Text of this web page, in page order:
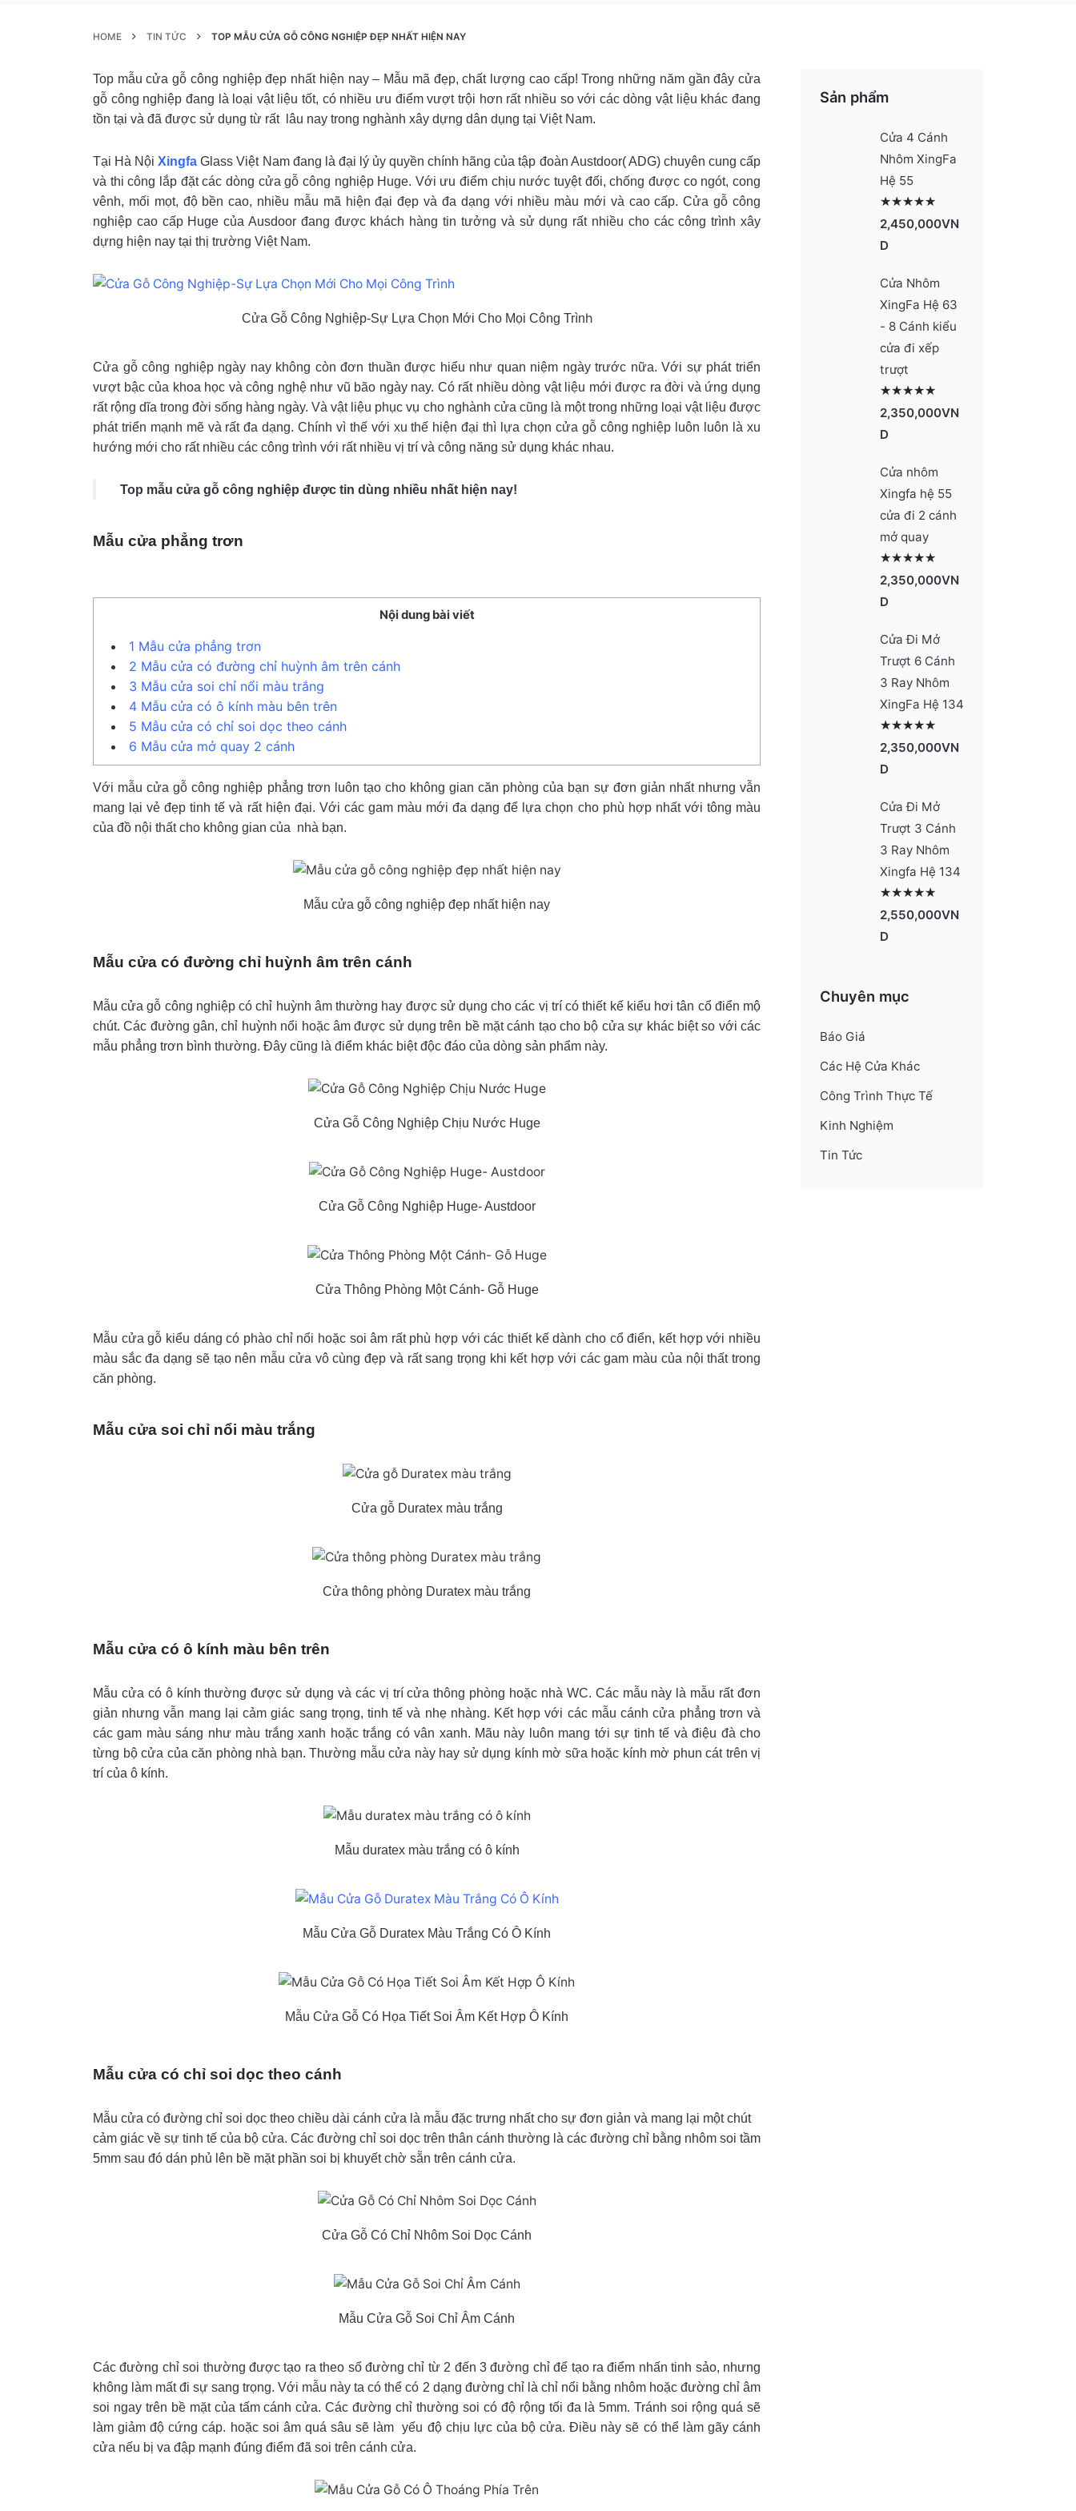
HOME TIN TỨC TOP MẪU CỬA GỖ CÔNG NGHIỆP ĐẸP NHẤT HIỆN NAY
Top mẫu cửa gỗ công nghiệp đẹp nhất hiện nay – Mẫu mã đẹp, chất lượng cao cấp!Trong những năm gần đây cửa
gỗ công nghiệp đang là loại vật liệu tốt, có nhiều ưu điểm vượt trội hơn rất nhiều so với các dòng vật liệu khác đang
tồn tại và đã được sử dụng từ rất lâu nay trong nghành xây dựng dân dụng tại Việt Nam.
Tại Hà NộiXingfa Glass Việt Nam đang là đại lý ủy quyền chính hãng của tập đoàn Austdoor( ADG) chuyên cung cấp
và thi công lắp đặt các dòng cửa gỗ công nghiệp Huge. Với ưu điểm chịu nước tuyệt đối, chống được co ngót, cong
vênh, mối mọt, độ bền cao, nhiều mẫu mã hiện đại đẹp và đa dạng với nhiều màu mới và cao cấp. Cửa gỗ công
nghiệp cao cấp Huge của Ausdoor đang được khách hàng tin tưởng và sử dụng rất nhiều cho các công trình xây
dựng hiện nay tại thị trường Việt Nam.
Cửa Gỗ Công Nghiệp-Sự Lựa Chọn Mới Cho Mọi Công Trình
Cửa gỗ công nghiệp ngày nay không còn đơn thuần được hiểu như quan niệm ngày trước nữa. Với sự phát triển
vượt bậc của khoa học và công nghệ như vũ bão ngày nay. Có rất nhiều dòng vật liệu mới được ra đời và ứng dụng
rất rộng dĩa trong đời sống hàng ngày. Và vật liệu phục vụ cho nghành cửa cũng là một trong những loại vật liệu được
phát triển mạnh mẽ và rất đa dạng. Chính vì thế với xu thế hiện đại thì lựa chọn cửa gỗ công nghiệp luôn luôn là xu
hướng mới cho rất nhiều các công trình với rất nhiều vị trí và công năng sử dụng khác nhau.
Top mẫu cửa gỗ công nghiệp được tin dùng nhiều nhất hiện nay!
Mẫu cửa phẳng trơn
Nội dung bài viết
1 Mẫu cửa phẳng trơn
2 Mẫu cửa có đường chỉ huỳnh âm trên cánh
3 Mẫu cửa soi chỉ nổi màu trắng
4 Mẫu cửa có ô kính màu bên trên
5 Mẫu cửa có chỉ soi dọc theo cánh
6 Mẫu cửa mở quay 2 cánh
Với mẫu cửa gỗ công nghiệp phẳng trơn luôn tạo cho không gian căn phòng của bạn sự đơn giản nhất nhưng vẫn
mang lại vẻ đẹp tinh tế và rất hiện đại. Với các gam màu mới đa dạng để lựa chọn cho phù hợp nhất với tông màu
của đồ nội thất cho không gian của nhà bạn.
Mẫu cửa gỗ công nghiệp đẹp nhất hiện nay
Mẫu cửa có đường chỉ huỳnh âm trên cánh
Mẫu cửa gỗ công nghiệp có chỉ huỳnh âm thường hay được sử dụng cho các vị trí có thiết kế kiểu hơi tân cổ điển mộ
chút. Các đường gân, chỉ huỳnh nổi hoặc âm được sử dụng trên bề mặt cánh tạo cho bộ cửa sự khác biệt so với các
mẫu phẳng trơn bình thường. Đây cũng là điểm khác biệt độc đáo của dòng sản phẩm này.
Cửa Gỗ Công Nghiệp Chịu Nước Huge
Cửa Gỗ Công Nghiệp Huge- Austdoor
Cửa Thông Phòng Một Cánh- Gỗ Huge
Mẫu cửa gỗ kiểu dáng có phào chỉ nổi hoặc soi âm rất phù hợp với các thiết kế dành cho cổ điển, kết hợp với nhiều
màu sắc đa dạng sẽ tạo nên mẫu cửa vô cùng đẹp và rất sang trọng khi kết hợp với các gam màu của nội thất trong
căn phòng.
Mẫu cửa soi chỉ nổi màu trắng
Cửa gỗ Duratex màu trắng
Cửa thông phòng Duratex màu trắng
Mẫu cửa có ô kính màu bên trên
Mẫu cửa có ô kính thường được sử dụng và các vị trí cửa thông phòng hoặc nhà WC. Các mẫu này là mẫu rất đơn
giản nhưng vẫn mang lại cảm giác sang trọng, tinh tế và nhẹ nhàng. Kết hợp với các mẫu cánh cửa phẳng trơn và
các gam màu sáng như màu trắng xanh hoặc trắng có vân xanh. Mãu này luôn mang tới sự tinh tế và điệu đà cho
từng bộ cửa của căn phòng nhà bạn. Thường mẫu cửa này hay sử dụng kính mờ sữa hoặc kính mờ phun cát trên vị
trí của ô kính.
Mẫu duratex màu trắng có ô kính
Mẫu Cửa Gỗ Duratex Màu Trắng Có Ô Kính
Mẫu Cửa Gỗ Có Họa Tiết Soi Âm Kết Hợp Ô Kính
Mẫu cửa có chỉ soi dọc theo cánh
Mẫu cửa có đường chỉ soi dọc theo chiều dài cánh cửa là mẫu đặc trưng nhất cho sự đơn giản và mang lại một chút
cảm giác về sự tinh tế của bộ cửa. Các đường chỉ soi dọc trên thân cánh thường là các đường chỉ bằng nhôm soi tầm
5mm sau đó dán phủ lên bề mặt phần soi bị khuyết chờ sẵn trên cánh cửa.
Cửa Gỗ Có Chỉ Nhôm Soi Dọc Cánh
Mẫu Cửa Gỗ Soi Chỉ Âm Cánh
Các đường chỉ soi thường được tạo ra theo số đường chỉ từ 2 đến 3 đường chỉ để tạo ra điểm nhấn tinh sảo, nhưng
không làm mất đi sự sang trọng. Với mẫu này ta có thể có 2 dạng đường chỉ là chỉ nổi bằng nhôm hoặc đường chỉ âm
soi ngay trên bề mặt của tấm cánh cửa. Các đường chỉ thường soi có độ rộng tối đa là 5mm. Tránh soi rộng quá sẽ
làm giảm độ cứng cáp. hoặc soi âm quá sâu sẽ làm yếu độ chịu lực của bộ cửa. Điều này sẽ có thể làm gãy cánh
cửa nếu bị va đập mạnh đúng điểm đã soi trên cánh cửa.
Sản phẩm
Cửa 4 Cánh
Nhôm XingFa
Hệ 55
2,450,000VN
D
Cửa Nhôm
XingFa Hệ 63
- 8 Cánh kiểu
cửa đi xếp
trượt
2,350,000VN
D
Cửa nhôm
Xingfa hệ 55
cửa đi 2 cánh
mở quay
2,350,000VN
D
Cửa Đi Mở
Trượt 6 Cánh
3 Ray Nhôm
XingFa Hệ 134
2,350,000VN
D
Cửa Đi Mở
Trượt 3 Cánh
3 Ray Nhôm
Xingfa Hệ 134
2,550,000VN
D
Chuyên mục
Báo Giá
Các Hệ Cửa Khác
Công Trình Thực Tế
Kinh Nghiệm
Tin Tức